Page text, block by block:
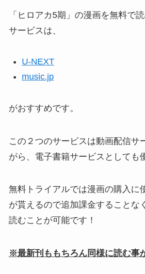
「ヒロアカ5期」の漫画を無料で
サービスは、
U-NEXT
music.jp
がおすすめです。
この２つのサービスは動画配信サ
がら、電子書籍サービスとしても
無料トライアルでは漫画の購入に
が貰えるので追加課金することな
読むことが可能です！
※最新刊ももちろん同様に読む事